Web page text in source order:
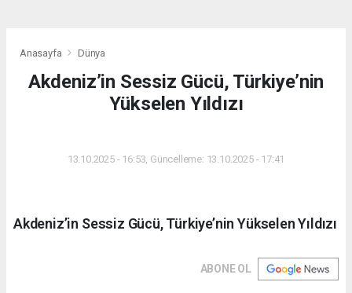
Anasayfa Dünya
Akdeniz’in Sessiz Gücü, Türkiye’nin
Yükselen Yıldızı
13.10.2025 - 16:53, Güncelleme: 13.10.2025 - 17:41
Akdeniz’in Sessiz Gücü, Türkiye’nin Yükselen Yıldızı
ABONE OL